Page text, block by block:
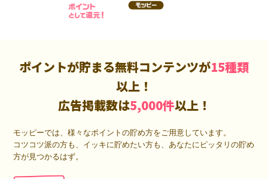
ポイントが貯まる無料コンテンツが15種類
以上！
広告掲載数は5,000件以上！
モッピーでは、様々なポイントの貯め方をご用意しています。
コツコツ派の方も、イッキに貯めたい方も、あなたにピッタリの貯め
方が見つかるはず。